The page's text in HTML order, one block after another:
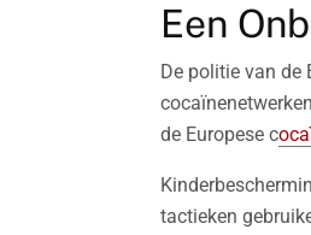
Een
De politie van
de Europese c
tactieken